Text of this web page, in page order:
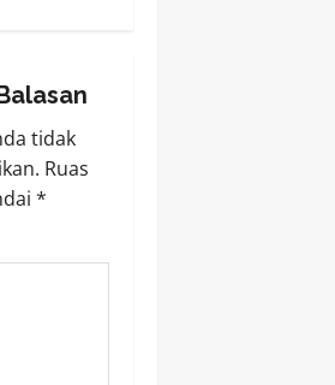
tidak
Ruas
*